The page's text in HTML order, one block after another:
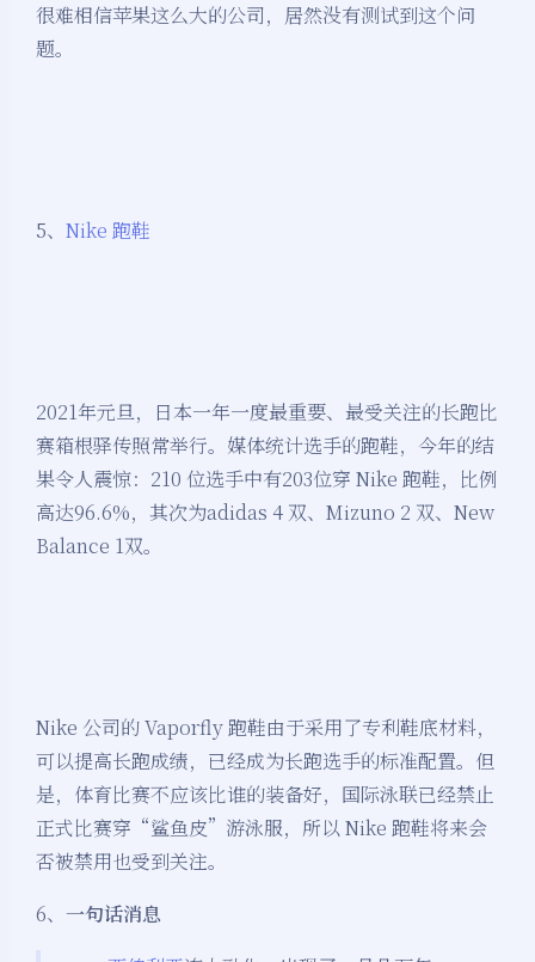
很难相信苹果这么大的公司，居然没有测试到这个问
题。
5、 Nike 跑鞋
2021年元旦，日本一年一度最重要、最受关注的长跑比
赛箱根驿传照常举行。媒体统计选手的跑鞋，今年的结
果令人震惊：210 位选手中有203位穿 Nike 跑鞋，比例
高达96.6%，其次为adidas 4 双、Mizuno 2 双、New
Balance 1双。
Nike 公司的 Vaporfly 跑鞋由于采用了专利鞋底材料，
可以提高长跑成绩，已经成为长跑选手的标准配置。但
是，体育比赛不应该比谁的装备好，国际泳联已经禁止
正式比赛穿“鲨鱼皮”游泳服，所以 Nike 跑鞋将来会
否被禁用也受到关注。
6、 一句话消息